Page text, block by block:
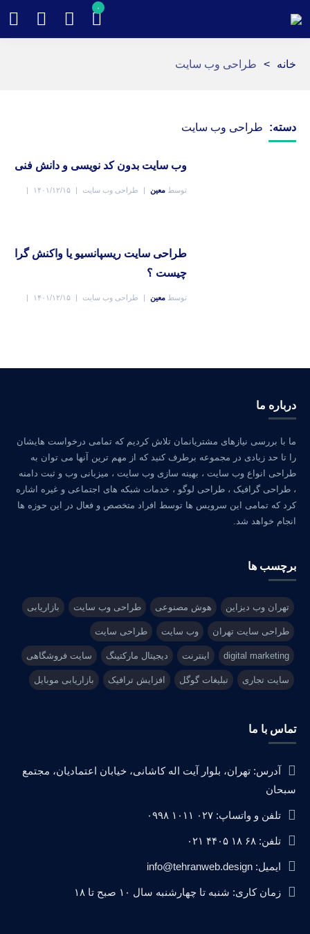
۰
خانه > طراحی وب سایت
دسته: طراحی وب سایت
وب سایت بدون کد نویسی و دانش فنی
توسط معین طراحی وب سایت
۱۴۰۱/۱۲/۱۵
طراحی سایت ریسپانسیو یا واکنش گرا
چیست ؟
توسط معین طراحی وب سایت
۱۴۰۱/۱۲/۱۵
درباره ما
ما با بررسی نیازهای مشتریانمان تلاش کردیم که تمامی درخواست هایشان
را تا حد زیادی در مجموعه برطرف کنید که از مهم ترین آنها می توان به
طراحی انواع وب سایت ، بهینه سازی وب سایت ، میزبانی وب و ثبت دامنه
، طراحی گرافیک ، طراحی لوگو ، خدمات شبکه های اجتماعی و غیره اشاره
کرد که تمامی این سرویس ها توسط افراد متخصص و فعال در این حوزه ها
انجام خواهد شد.
برچسب ها
تهران وب دیزاین هوش مصنوعی طراحی وب سایت بازاریابی
طراحی سایت تهران وب سایت طراحی سایت
digital marketing اینترنت دیجیتال مارکتینگ سایت فروشگاهی
سایت تجاری تبلیغات گوگل افزایش ترافیک بازاریابی موبایل
تماس با ما
آدرس: تهران، بلوار آیت اله کاشانی، خیابان اعتمادیان، مجتمع
سبحان
تلفن و واتساپ: ۰۲۷ ۱۰۱۱ ۰۹۹۸
تلفن: ۶۸ ۱۸ ۴۴۰۵ ۰۲۱
ایمیل: info@tehranweb.design
زمان کاری: شنبه تا چهارشنبه سال ۱۰ صبح تا ۱۸